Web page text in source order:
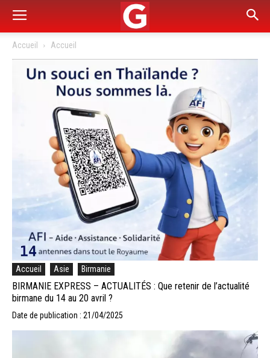
Accueil Accueil
Accueil Asie Birmanie
BIRMANIE EXPRESS – ACTUALITÉS : Que retenir de l’actualité
birmane du 14 au 20 avril ?
Date de publication : 21/04/2025